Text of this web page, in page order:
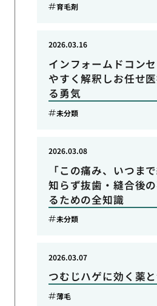
育毛剤
インフォームドコン
やすく解釈しお任せ
る勇気
2026.03.16
未分類
「この痛み、いつま
知らず抜歯・縫合後
るための全知識
2026.03.08
未分類
つむじハゲに効く薬
2026.03.07
薄毛